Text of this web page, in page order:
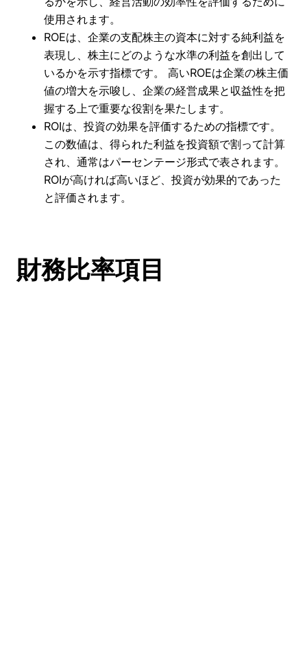
使用されます。
ROEは、企業の支配株主の資本に対する純利益を
表現し、株主にどのような水準の利益を創出して
いるかを示す指標です。 高いROEは企業の株主価
値の増大を示唆し、企業の経営成果と収益性を把
握する上で重要な役割を果たします。
ROIは、投資の効果を評価するための指標です。
この数値は、得られた利益を投資額で割って計算
され、通常はパーセンテージ形式で表されます。
ROIが高ければ高いほど、投資が効果的であった
と評価されます。
財務比率項目